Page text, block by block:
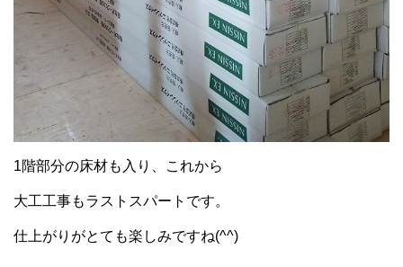
1階部分の床材も入り、これから
大工工事もラストスパートです。
仕上がりがとても楽しみですね(^^)